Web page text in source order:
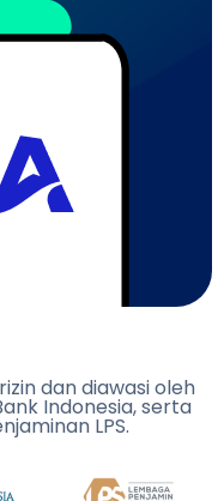
dan diawasi oleh
Indonesia, serta
LPS.